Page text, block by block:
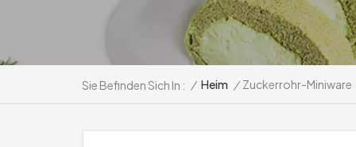
Sie Befinden Sich In : / Heim / Zuckerrohr-Miniware